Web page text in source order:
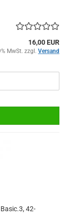
16,00 EUR
MwSt. zzgl. Versand
42-